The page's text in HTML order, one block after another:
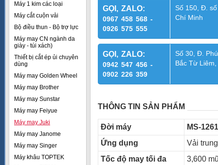
Máy 1 kim các loại
Máy cắt cuộn vải
Bộ điều thun - Bộ trợ lực
Máy may CN ngành da
giày - túi xách)
Thiết bị cắt ép ủi chuyên
dùng
Máy may Golden Wheel
Máy may Brother
Máy may Sunstar
Máy may Feiyue
Máy may Juki
Máy may Janome
Máy may Singer
Máy khâu TOPTEK
GỌI, ZALO:
0967 458 568 -
0926 575 555
Số 150, Đ.
Chí Minh
GỌI, ZALO:
0942 547 456 -
0902 226 359
Số 30, Đ.
Bắc Từ
THÔNG TIN SẢN PHẨM
Đời máy
MS-
Ứng dụng
Vải
Tốc độ may tối đa
3,600